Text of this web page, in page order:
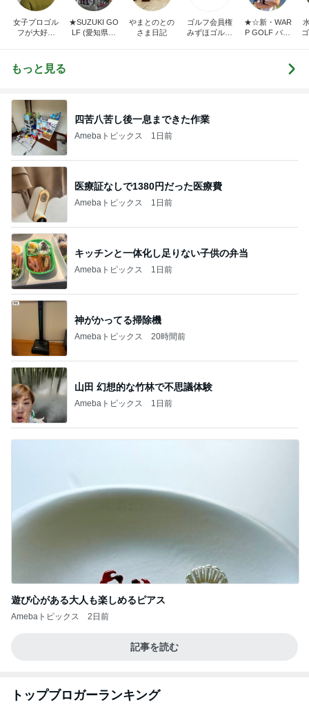
女子プロゴル
フが大好き
★SUZUKI GO
LF (愛知県半
やまとのとの
さま日記
ゴルフ会員権
みずほゴルフ
★☆新・WAR
P GOLF バカ
もっと見る
四苦八苦し後一息まできた作業
Amebaトピックス 1日前
医療証なしで1380円だった医療費
Amebaトピックス 1日前
キッチンと一体化し足りない子供の弁当
Amebaトピックス 1日前
神がかってる掃除機
Amebaトピックス 20時間前
山田 幻想的な竹林で不思議体験
Amebaトピックス 1日前
遊び心がある大人も楽しめるピアス
Amebaトピックス 2日前
記事を読む
トップブロガーランキング